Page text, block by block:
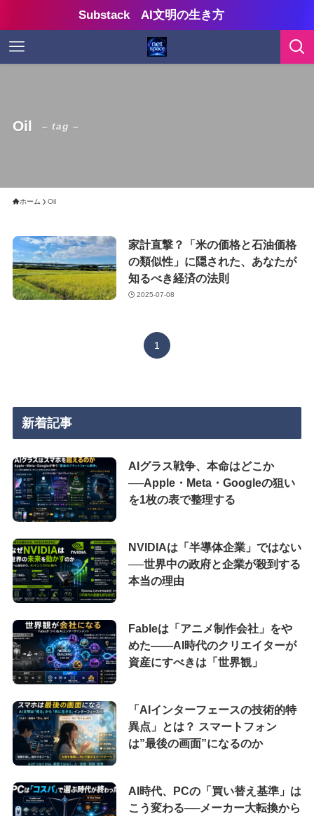
Substack AI文明の生き方
Oil – tag –
ホーム Oil
家計直撃？「米の価格と石油価格
の類似性」に隠された、あなたが
知るべき経済の法則
2025-07-08
1
新着記事
AIグラス戦争、本命はどこか
──Apple・Meta・Googleの狙い
を1枚の表で整理する
NVIDIAは「半導体企業」ではない
──世界中の政府と企業が殺到する
本当の理由
Fableは「アニメ制作会社」をや
めた――AI時代のクリエイターが
資産にすべきは「世界観」
「AIインターフェースの技術的特
異点」とは？ スマートフォン
は”最後の画面”になるのか
AI時代、PCの「買い替え基準」は
こう変わる──メーカー大転換から